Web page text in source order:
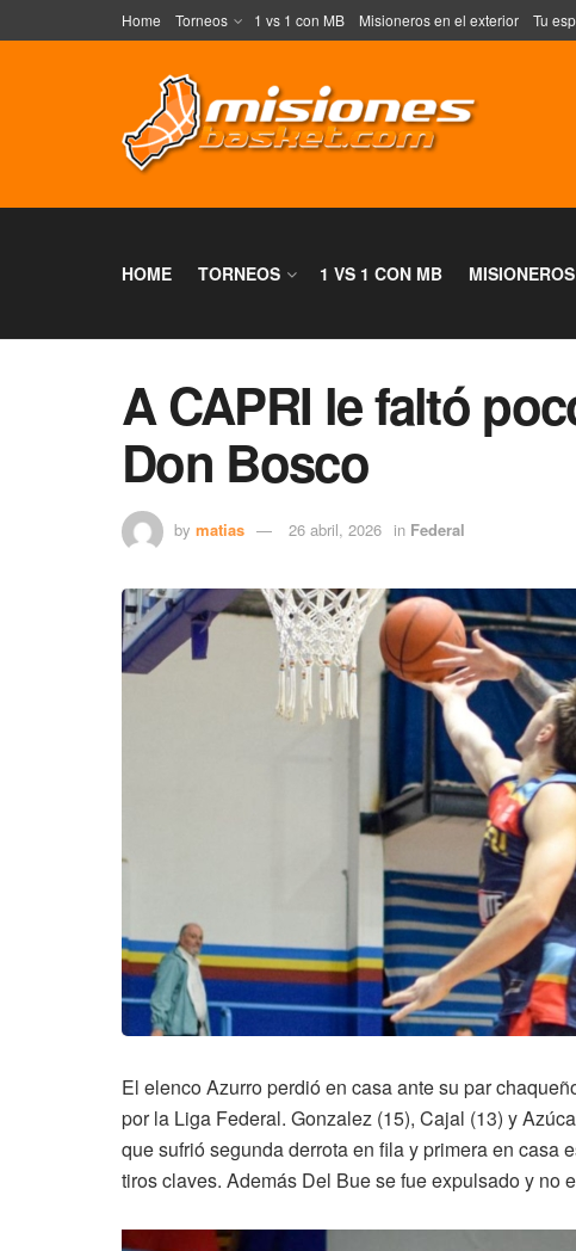
Home Torneos 1 vs 1 con MB Misioneros en el exterior Tu
HOME TORNEOS 1 VS 1 CON MB
A CAPRI le faltó
Don Bosco
by matias 26 abril, 2026 in Federal
El elenco Azurro perdió en casa ante su par
por la Liga Federal. Gonzalez (15), Cajal (13) y
que sufrió segunda derrota en fila y primera en casa
tiros claves. Además Del Bue se fue expulsado y no